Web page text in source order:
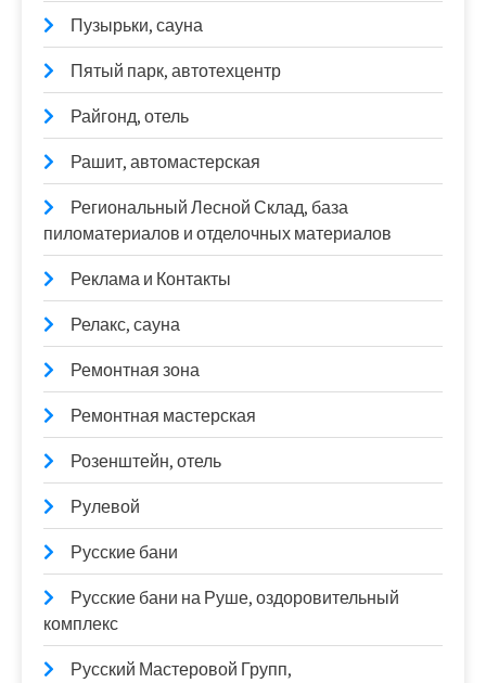
Пузырьки, сауна
Пятый парк, автотехцентр
Райгонд, отель
Рашит, автомастерская
Региональный Лесной Склад, база
пиломатериалов и отделочных материалов
Реклама и Контакты
Релакс, сауна
Ремонтная зона
Ремонтная мастерская
Розенштейн, отель
Рулевой
Русские бани
Русские бани на Руше, оздоровительный
комплекс
Русский Мастеровой Групп,